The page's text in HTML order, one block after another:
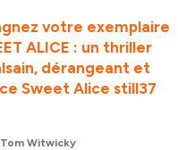
Tom Witwicky